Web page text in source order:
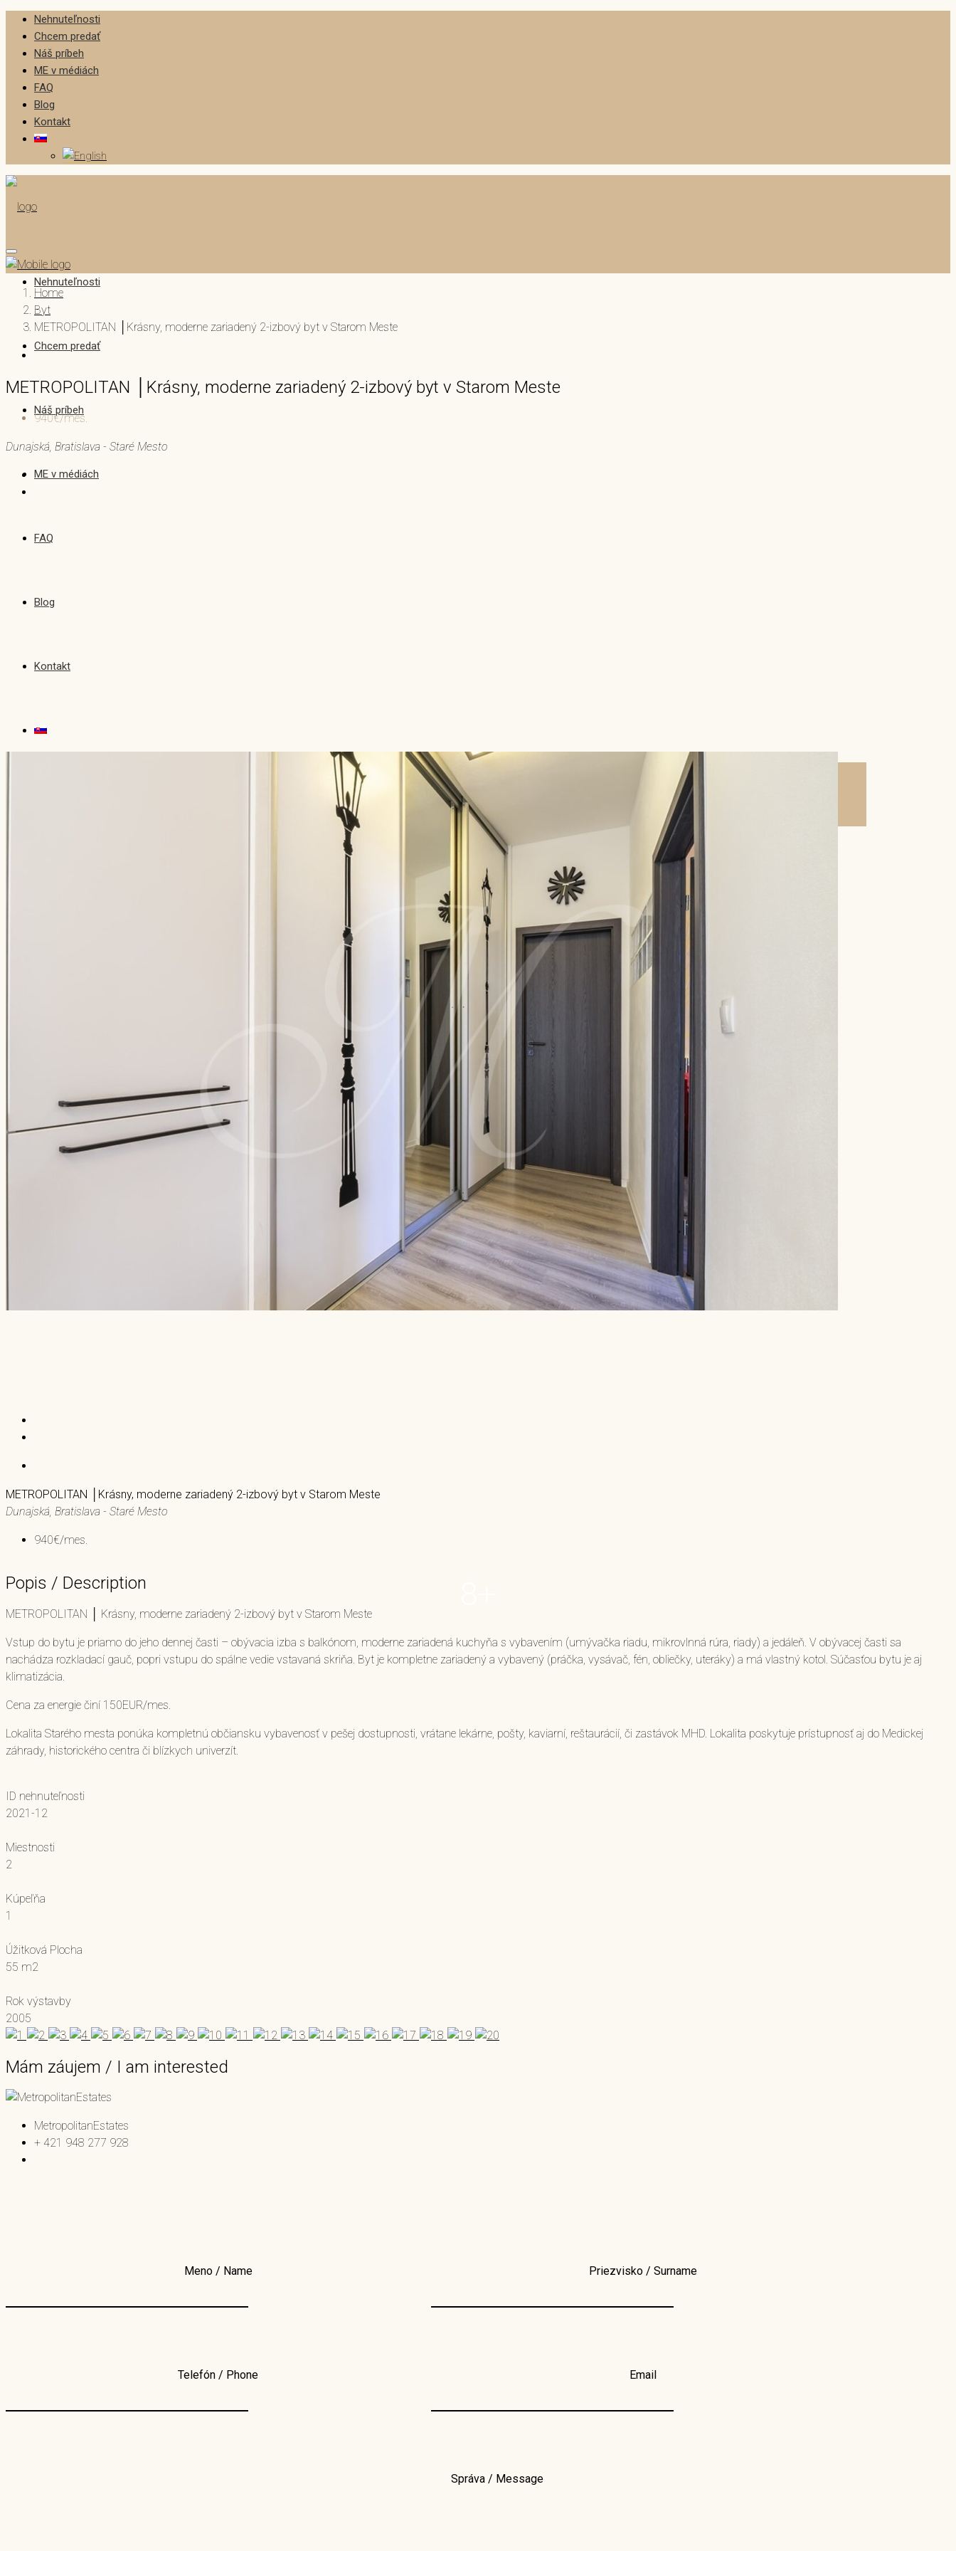
Nehnuteľnosti
Chcem predať
Náš príbeh
ME v médiách
FAQ
Blog
Kontakt
Nehnuteľnosti
Chcem predať
Náš príbeh
ME v médiách
FAQ
Blog
Kontakt
Home
Byt
METROPOLITAN │Krásny, moderne zariadený 2-izbový byt v Starom Meste
METROPOLITAN │Krásny, moderne zariadený 2-izbový byt v Starom Meste
940€/mes.
Dunajská, Bratislava - Staré Mesto
METROPOLITAN │Krásny, moderne zariadený 2-izbový byt v Starom Meste
Dunajská, Bratislava - Staré Mesto
940€/mes.
Popis / Description
METROPOLITAN │ Krásny, moderne zariadený 2-izbový byt v Starom Meste
Vstup do bytu je priamo do jeho dennej časti – obývacia izba s balkónom, moderne zariadená kuchyňa s vybavením (umývačka riadu, mikrovlnná rúra, riady) a jedáleň. V obývacej časti sa
nachádza rozkladací gauč, popri vstupu do spálne vedie vstavaná skriňa. Byt je kompletne zariadený a vybavený (práčka, vysávač, fén, obliečky, uteráky) a má vlastný kotol. Súčasťou bytu je aj
klimatizácia.
Cena za energie činí 150EUR/mes.
Lokalita Starého mesta ponúka kompletnú občiansku vybavenosť v pešej dostupnosti, vrátane lekárne, pošty, kaviarní, reštaurácií, či zastávok MHD. Lokalita poskytuje prístupnosť aj do Medickej
záhrady, historického centra či blízkych univerzít.
ID nehnuteľnosti
2021-12
Miestnosti
2
Kúpeľňa
1
Úžitková Plocha
55 m2
Rok výstavby
2005
Mám záujem / I am interested
MetropolitanEstates
+ 421 948 277 928
Meno / Name Priezvisko / Surname
Telefón / Phone Email
Správa / Message